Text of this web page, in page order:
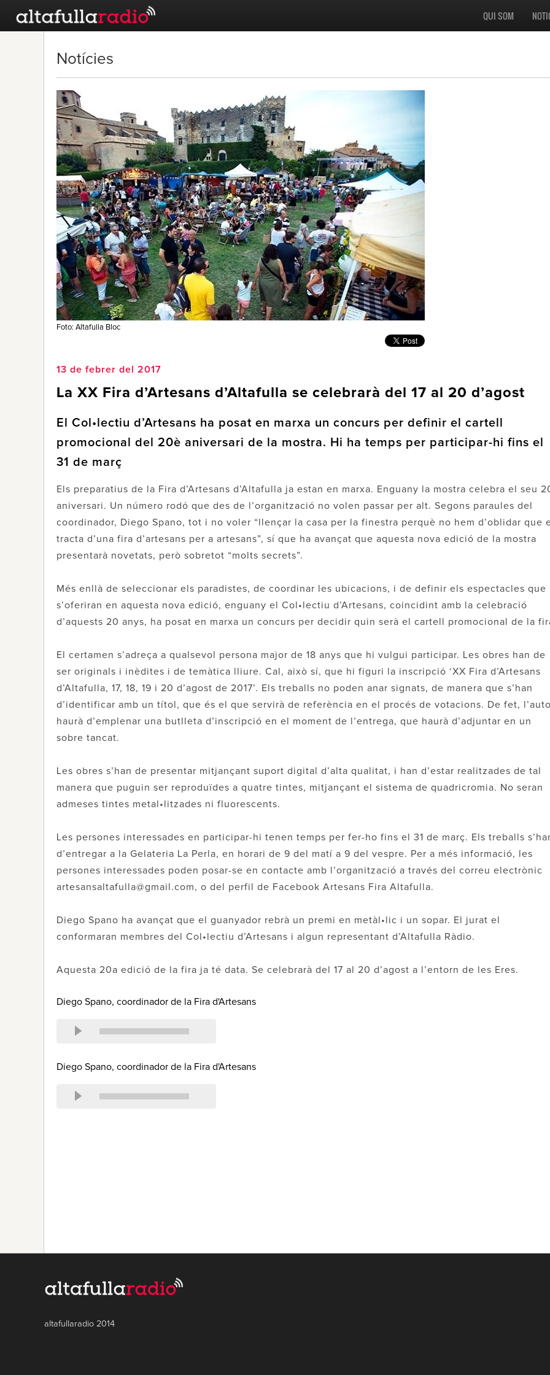
QUI SOM
Notícies
Foto: Altafulla Bloc
13 de febrer del 2017
La XX Fira d’Artesans d’Altafulla se celebrarà del 17 al 20 d’agost
El Col•lectiu d’Artesans ha posat en marxa un concurs per definir el cartell
promocional del 20è aniversari de la mostra. Hi ha temps per participar-hi fins el
31 de març
Els preparatius de la Fira d’Artesans d’Altafulla ja estan en marxa. Enguany la mostra celebra el seu
aniversari. Un número rodó que des de l’organització no volen passar per alt. Segons paraules del
coordinador, Diego Spano, tot i no voler “llençar la casa per la finestra perquè no hem d’oblidar que
tracta d’una fira d’artesans per a artesans”, sí que ha avançat que aquesta nova edició de la mostra
presentarà novetats, però sobretot “molts secrets”.
Més enllà de seleccionar els paradistes, de coordinar les ubicacions, i de definir els espectacles que
s’oferiran en aquesta nova edició, enguany el Col•lectiu d’Artesans, coincidint amb la celebració
d’aquests 20 anys, ha posat en marxa un concurs per decidir quin serà el cartell promocional de la
El certamen s’adreça a qualsevol persona major de 18 anys que hi vulgui participar. Les obres han de
ser originals i inèdites i de temàtica lliure. Cal, això sí, que hi figuri la inscripció ‘XX Fira d’Artesans
d’Altafulla, 17, 18, 19 i 20 d’agost de 2017’. Els treballs no poden anar signats, de manera que s’han
d’identificar amb un títol, que és el que servirà de referència en el procés de votacions. De fet,
haurà d’emplenar una butlleta d’inscripció en el moment de l’entrega, que haurà d’adjuntar en un
sobre tancat.
Les obres s’han de presentar mitjançant suport digital d’alta qualitat, i han d’estar realitzades de tal
manera que puguin ser reproduïdes a quatre tintes, mitjançant el sistema de quadricromia. No seran
admeses tintes metal•litzades ni fluorescents.
Les persones interessades en participar-hi tenen temps per fer-ho fins el 31 de març. Els treballs
d’entregar a la Gelateria La Perla, en horari de 9 del matí a 9 del vespre. Per a més informació, les
persones interessades poden posar-se en contacte amb l’organització a través del correu electrònic
artesansaltafulla@gmail.com, o del perfil de Facebook Artesans Fira Altafulla.
Diego Spano ha avançat que el guanyador rebrà un premi en metàl•lic i un sopar. El jurat el
conformaran membres del Col•lectiu d’Artesans i algun representant d’Altafulla Ràdio.
Aquesta 20a edició de la fira ja té data. Se celebrarà del 17 al 20 d’agost a l’entorn de les Eres.
Diego Spano, coordinador de la Fira d'Artesans
Diego Spano, coordinador de la Fira d'Artesans
altafullaradio 2014